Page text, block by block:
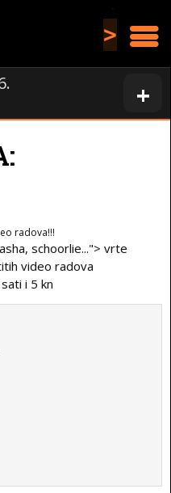
>
+
radova!!!
schoorlie..."> vrte
video radova
i 5 kn